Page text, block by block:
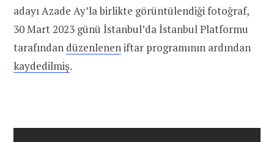
adayı Azade Ay’la birlikte görüntülendiği fotoğraf,
30 Mart 2023 günü İstanbul’da İstanbul Platformu
tarafından düzenleneniftar programının ardından
kaydedilmiş.